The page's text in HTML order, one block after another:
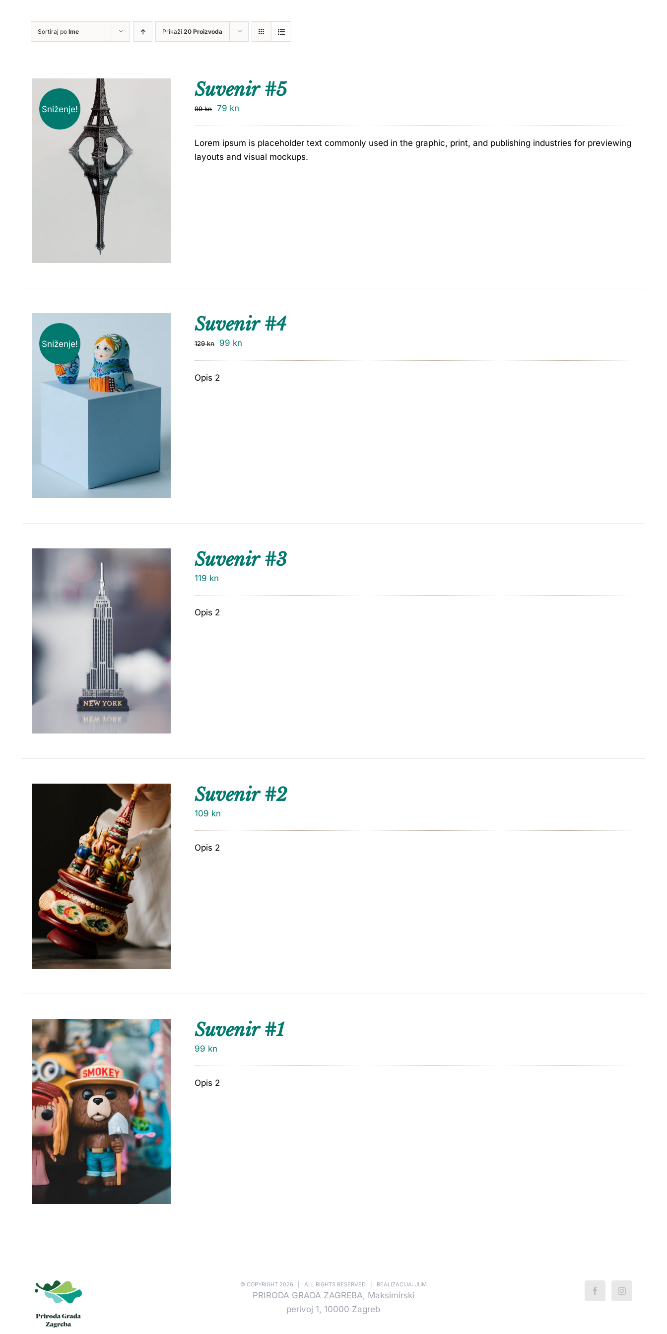
Sortiraj po Ime Prikaži 20 Proizvoda
Sniženje!
Suvenir #5
99kn 79 kn
Lorem ipsum is placeholder text commonly used in the graphic, print, and publishing industries for previewing
layouts and visual mockups.
Sniženje!
Suvenir #4
129kn 99 kn
Opis 2
Suvenir #3
119 kn
Opis 2
Suvenir #2
109 kn
Opis 2
Suvenir #1
99 kn
Opis 2
© COPYRIGHT 2026 | ALL RIGHTS RESERVED | REALIZACIJA: JUM
PRIRODA GRADA ZAGREBA, Maksimirski
perivoj 1, 10000 Zagreb